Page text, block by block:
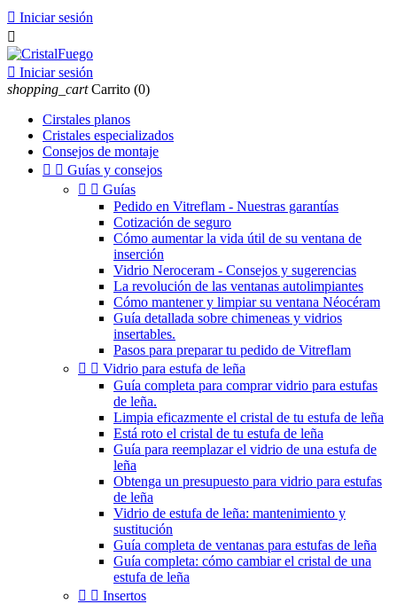
 Iniciar sesión

 Iniciar sesión
shopping_cart Carrito (0)
Cirstales planos
Cristales especializados
Consejos de montaje
  Guías y consejos
  Guías
Pedido en Vitreflam - Nuestras garantías
Cotización de seguro
Cómo aumentar la vida útil de su ventana de
inserción
Vidrio Neroceram - Consejos y sugerencias
La revolución de las ventanas autolimpiantes
Cómo mantener y limpiar su ventana Néocéram
Guía detallada sobre chimeneas y vidrios
insertables.
Pasos para preparar tu pedido de Vitreflam
  Vidrio para estufa de leña
Guía completa para comprar vidrio para estufas
de leña.
Limpia eficazmente el cristal de tu estufa de leña
Está roto el cristal de tu estufa de leña
Guía para reemplazar el vidrio de una estufa de
leña
Obtenga un presupuesto para vidrio para estufas
de leña
Vidrio de estufa de leña: mantenimiento y
sustitución
Guía completa de ventanas para estufas de leña
Guía completa: cómo cambiar el cristal de una
estufa de leña
  Insertos